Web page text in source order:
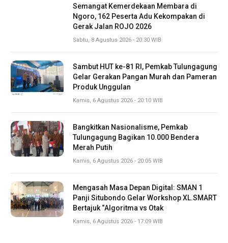
Semangat Kemerdekaan Membara di
Ngoro, 162 Peserta Adu Kekompakan di
Gerak Jalan ROJO 2026
Sabtu, 8 Agustus 2026 - 20:30 WIB
Sambut HUT ke-81 RI, Pemkab Tulungagung
Gelar Gerakan Pangan Murah dan Pameran
Produk Unggulan
Kamis, 6 Agustus 2026 - 20:10 WIB
Bangkitkan Nasionalisme, Pemkab
Tulungagung Bagikan 10.000 Bendera
Merah Putih
Kamis, 6 Agustus 2026 - 20:05 WIB
Mengasah Masa Depan Digital: SMAN 1
Panji Situbondo Gelar Workshop XL.SMART
Bertajuk “Algoritma vs Otak
Kamis, 6 Agustus 2026 - 17:09 WIB